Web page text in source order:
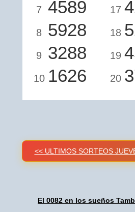
7 4589
8 5928
9 3288
10 1626
17
18
19
20
<< ULTIMOS SORTEOS
El 0082 en los sueños